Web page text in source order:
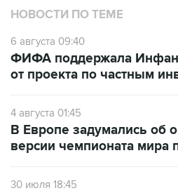
НОВОСТИ ПО ТЕМЕ
6 августа 09:40
ФИФА поддержала
от проекта по частным
4 августа 01:45
В Европе задумались об
версии чемпионата мира
30 июля 18:45